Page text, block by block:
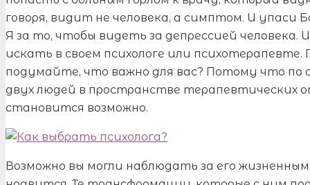
говоря, видит не человека, а симптом. И
Я за то, чтобы видеть за депрессией
искать в своем психологе или психотерапевте.
подумайте, что важно для вас? Потому что по
двух людей в пространстве терапевтических
становится возможно.
Возможно вы могли наблюдать за его